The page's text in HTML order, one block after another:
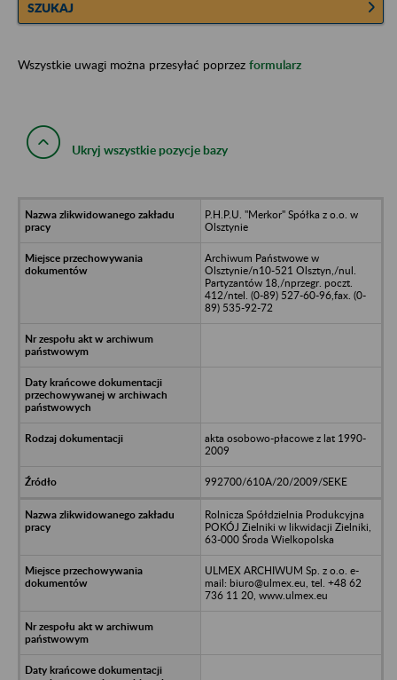
SZUKAJ
Wszystkie uwagi można przesyłać poprzez formularz
Ukryj wszystkie pozycje bazy
P.H.P.U. "Merkor" Spółka z o.o. w
Olsztynie
Archiwum Państwowe w
Olsztynie/n10-521 Olsztyn,/nul.
Partyzantów 18,/nprzegr. poczt.
412/ntel. (0-89) 527-60-96,fax. (0-
89) 535-92-72
akta osobowo-płacowe z lat 1990-
2009
992700/610A/20/2009/SEKE
Rolnicza Spółdzielnia Produkcyjna
POKÓJ Zielniki w likwidacji Zielniki,
63-000 Środa Wielkopolska
ULMEX ARCHIWUM Sp. z o.o. e-
mail: biuro@ulmex.eu, tel. +48 62
736 11 20, www.ulmex.eu